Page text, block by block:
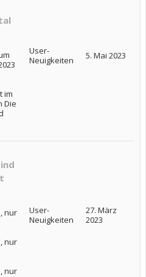
im
Die
User-
Neuigkeiten
5. Mai 2023
nur
nur
nur
User-
Neuigkeiten
27. März
2023